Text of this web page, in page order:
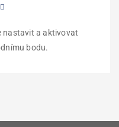
nastavit a aktivovat
bodu.